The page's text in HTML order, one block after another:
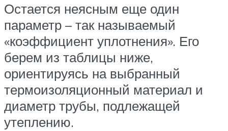
Остается неясным еще один
параметр – так называемый
«коэффициент уплотнения». Его
берем из таблицы ниже,
ориентируясь на выбранный
термоизоляционный материал и
диаметр трубы, подлежащей
утеплению.